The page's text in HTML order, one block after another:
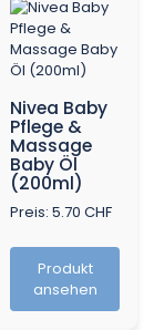
Nivea Baby
Pflege &
Massage
Baby Öl
(200ml)
Preis: 5.70 CHF
Produkt
ansehen